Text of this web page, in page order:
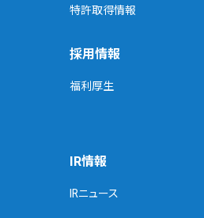
特許取得情報
採用情報
福利厚生
IR情報
IRニュース